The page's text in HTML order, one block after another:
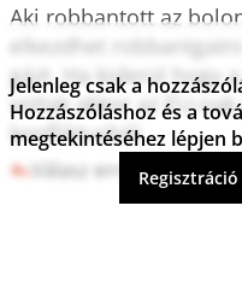
Aki robbantott az
elkezdhet
gázt. Ha kiderül hogy
voltak akkor az EU-
konfliktusból.
Válasz erre 3 0
Jelenleg csak a
Hozzászóláshoz és a
megtekintéséhez lépjen
Regisztráció